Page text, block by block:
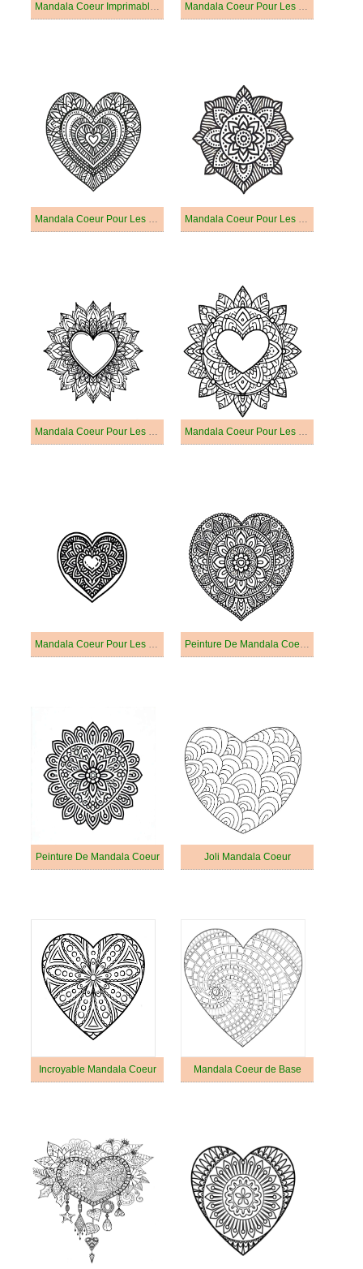
Mandala Coeur Imprimable Pour Les Enfants Mandala Coeur Pour Les Enfants De 1 An
Mandala Coeur Pour Les Enfants De 2 An Mandala Coeur Pour Les Enfants De 3 An
Mandala Coeur Pour Les Enfants De 4 An Mandala Coeur Pour Les Enfants De 5 An
Mandala Coeur Pour Les Enfants De 6 An Peinture De Mandala Coeur Gratuit
Peinture De Mandala Coeur Joli Mandala Coeur
Incroyable Mandala Coeur Mandala Coeur de Base